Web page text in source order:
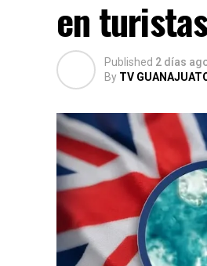
en
Published 2 días
By TV